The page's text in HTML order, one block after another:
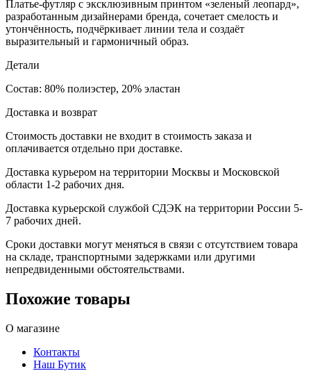
Платье-футляр с эксклюзивным принтом «зеленый леопард»,
разработанным дизайнерами бренда, сочетает смелость и
утончённость, подчёркивает линии тела и создаёт
выразительный и гармоничный образ.
Детали
Состав: 80% полиэстер, 20% эластан
Доставка и возврат
Стоимость доставки не входит в стоимость заказа и
оплачивается отдельно при доставке.
Доставка курьером на территории Москвы и Московской
области 1-2 рабочих дня.
Доставка курьерской службой СДЭК на территории России 5-
7 рабочих дней.
Сроки доставки могут меняться в связи с отсутствием товара
на складе, транспортными задержками или другими
непредвиденными обстоятельствами.
Похожие товары
О магазине
Контакты
Наш Бутик